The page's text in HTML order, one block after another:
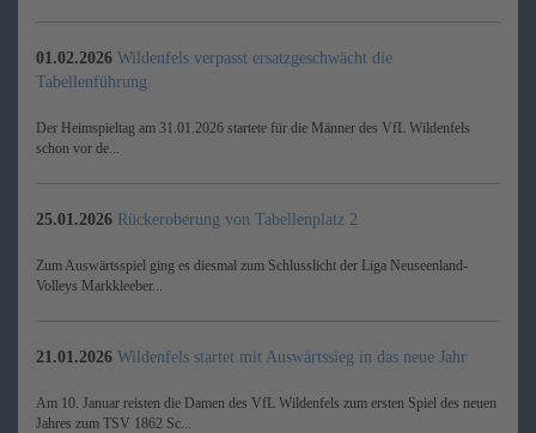
01.02.2026 Wildenfels verpasst ersatzgeschwächt die
Tabellenführung
Der Heimspieltag am 31.01.2026 startete für die Männer des VfL Wildenfels
schon vor de...
25.01.2026 Rückeroberung von Tabellenplatz 2
Zum Auswärtsspiel ging es diesmal zum Schlusslicht der Liga Neuseenland-
Volleys Markkleeber...
21.01.2026 Wildenfels startet mit Auswärtssieg in das neue Jahr
Am 10. Januar reisten die Damen des VfL Wildenfels zum ersten Spiel des neuen
Jahres zum TSV 1862 Sc...